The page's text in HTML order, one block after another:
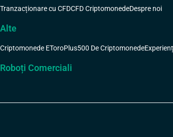
Tranzacționare cu CFDCFD CriptomonedeDespre noi
Alte
Criptomonede EToroPlus500 De Criptomonede
Roboți Comerciali